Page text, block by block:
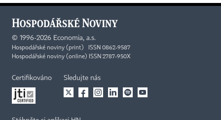
© 1996-2026 Economia, a.s.
Hospodářské noviny (print) ISSN 0862-9587
Hospodářské noviny (online) ISSN 2787-950X
Certifikováno Sledujte nás